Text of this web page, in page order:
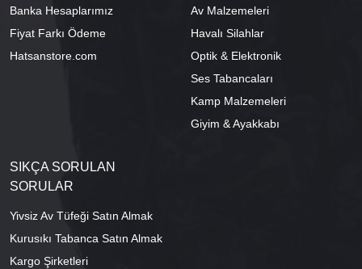
Banka Hesaplarımız
Fiyat Farkı Ödeme
Hatsanstore.com
Av Malzemeleri
Havalı Silahlar
Optik & Elektronik
Ses Tabancaları
Kamp Malzemeleri
Giyim & Ayakkabı
SIKÇA SORULAN
SORULAR
Yivsiz Av Tüfeği Satın Almak
Kurusıkı Tabanca Satın Almak
Kargo Şirketleri